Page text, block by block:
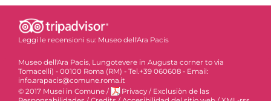
Leggi le recensioni su: Museo dell'Ara Pacis
Museo dell'Ara Pacis, Lungotevere in Augusta corner to via
Tomacelli) - 00100 Roma (RM) - Tel.+39 060608 - Email:
info.arapacis@comune.roma.it
© 2017 Musei in Comune / Privacy / Exclusiòn de las